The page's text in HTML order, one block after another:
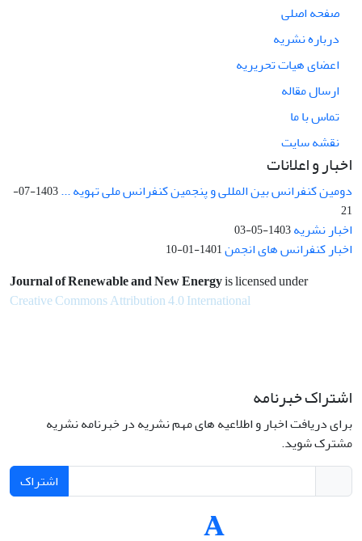
صفحه اصلی
درباره نشریه
اعضای هیات تحریریه
ارسال مقاله
تماس با ما
نقشه سایت
اخبار و اعلانات
دومین کنفرانس بین المللی و پنجمین کنفرانس ملی تهویه ...
1403-07-
21
اخبار نشریه1403-05-03
اخبار کنفرانس های انجمن1401-01-10
Journal of Renewable and New Energyis licensed under
Creative Commons Attribution 4.0 International
اشتراک خبرنامه
برای دریافت اخبار و اطلاعیه های مهم نشریه در خبرنامه نشریه
مشترک شوید.
اشتراک